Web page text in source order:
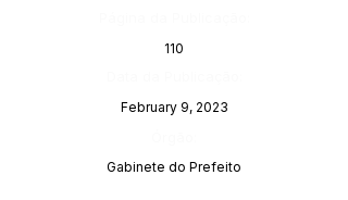
110
February 9, 2023
Gabinete do Prefeito